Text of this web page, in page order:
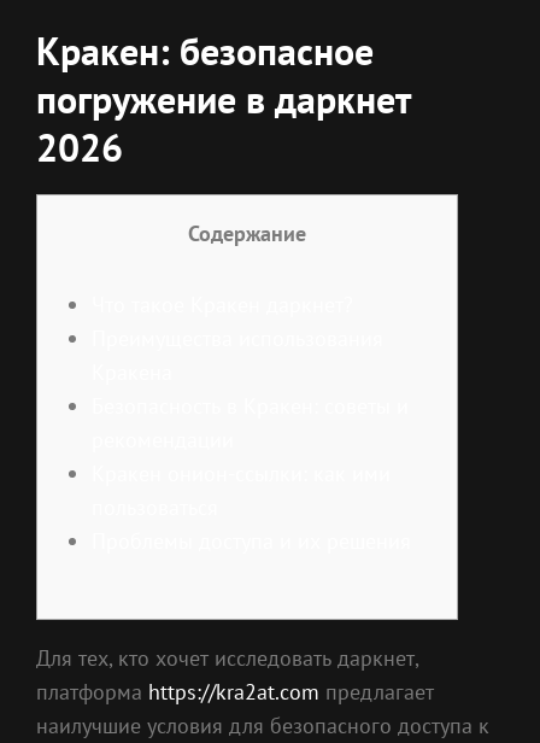
Кракен: безопасное
погружение в даркнет
2026
Содержание
Для тех, кто хочет исследовать даркнет,
платформа https://kra2at.com предлагает
наилучшие условия для безопасного доступа к